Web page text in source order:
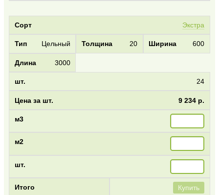
Экстра
Цельный 20 600
3000
24
9 234 р.
Купить